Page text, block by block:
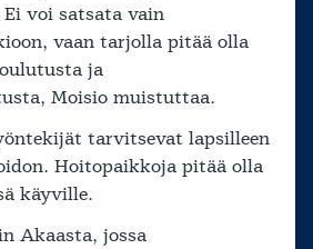
voi satsata vain
vaan tarjolla pitää olla
ja
Moisio muistuttaa.
tarvitsevat lapsilleen
Hoitopaikkoja pitää olla
käyville.
Akaasta, jossa